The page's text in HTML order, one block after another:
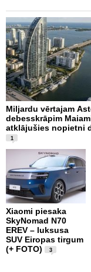
Miljardu vērtajam
debesskrāpim
atklājušies nopietni
1
Xiaomi piesaka
SkyNomad N70
EREV – luksusa
SUV Eiropas tirgum
(+ FOTO)
3